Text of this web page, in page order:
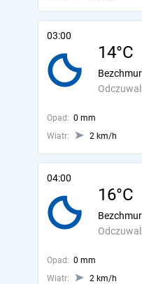
03:00
14°C
Opad: 0 mm
Wiatr:
2 km/h
04:00
16°C
Opad: 0 mm
Wiatr:
2 km/h